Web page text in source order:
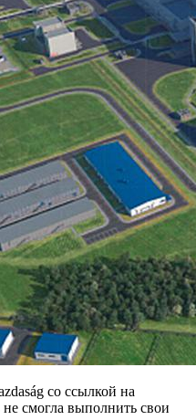
со ссылкой на
смогла выполнить свои